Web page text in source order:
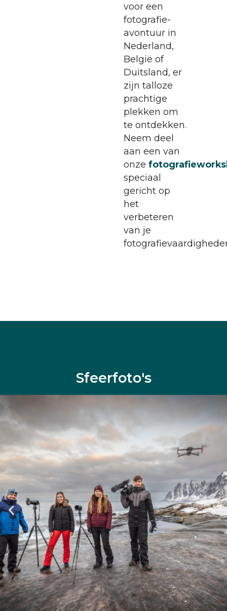
voor een
fotografie-
avontuur in
Nederland,
België of
Duitsland, er
zijn talloze
prachtige
plekken om
te ontdekken.
Neem deel
aan een van
onze
speciaal
gericht op
het
verbeteren
van je
Sfeerfoto's